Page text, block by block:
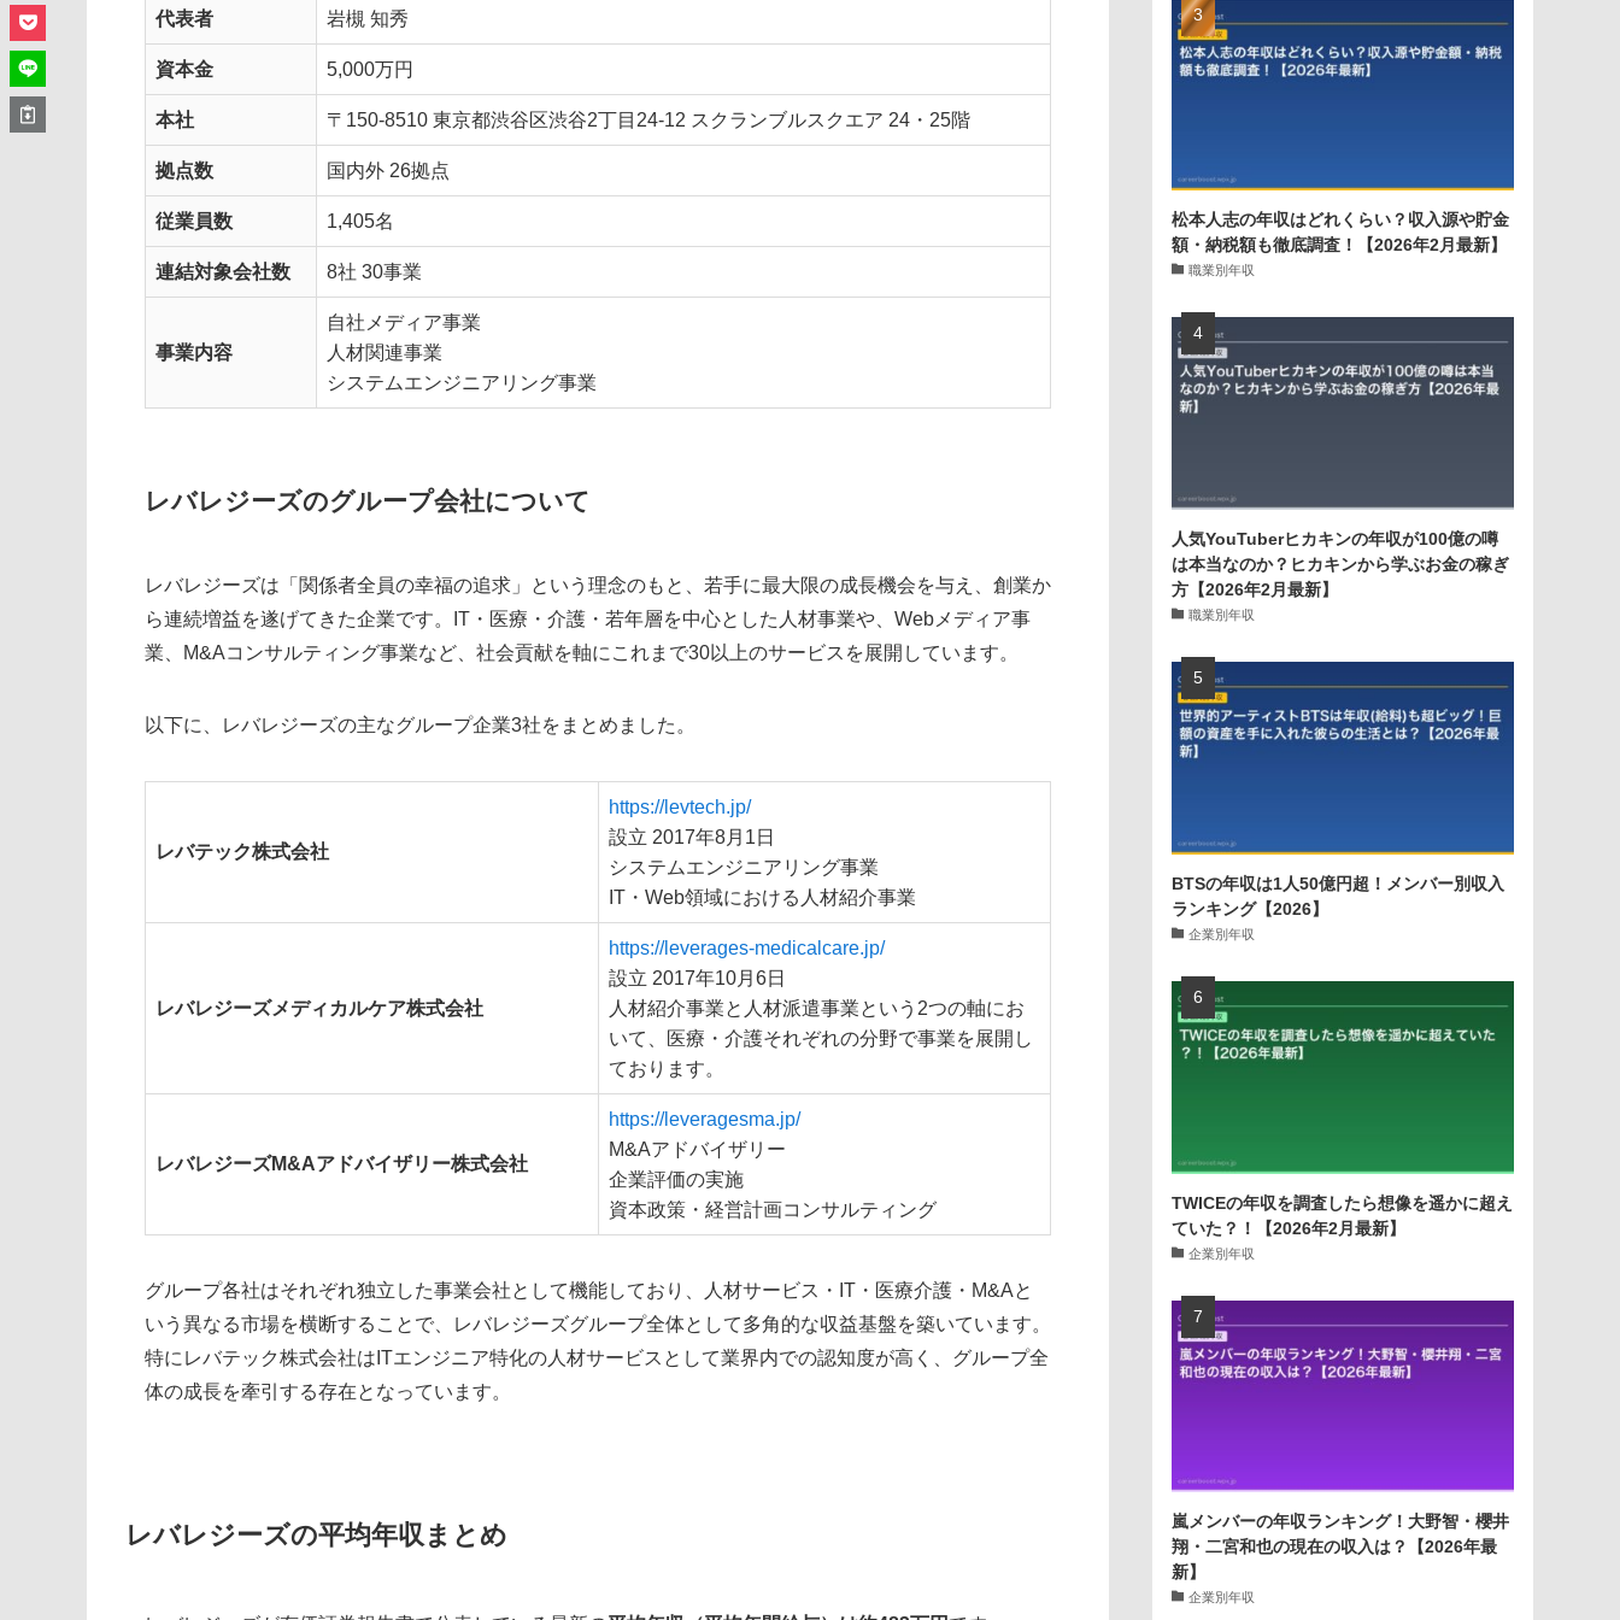
代表者 岩槻 知秀
資本金 5,000万円
本社 〒150-8510 東京都渋谷区渋谷2丁目24-12 スクランブルスクエア 24・25階
拠点数 国内外 26拠点
従業員数 1,405名
連結対象会社数 8社 30事業
事業内容
自社メディア事業
人材関連事業
システムエンジニアリング事業
レバレジーズのグループ会社について
レバレジーズは「関係者全員の幸福の追求」という理念のもと、若手に最大限の成長機会を与え、創業か
ら連続増益を遂げてきた企業です。IT・医療・介護・若年層を中心とした人材事業や、Webメディア事
業、M&Aコンサルティング事業など、社会貢献を軸にこれまで30以上のサービスを展開しています。
以下に、レバレジーズの主なグループ企業3社をまとめました。
レバテック株式会社
https://levtech.jp/
設立 2017年8月1日
システムエンジニアリング事業
IT・Web領域における人材紹介事業
レバレジーズメディカルケア株式会社
https://leverages-medicalcare.jp/
設立 2017年10月6日
人材紹介事業と人材派遣事業という2つの軸にお
いて、医療・介護それぞれの分野で事業を展開し
ております。
レバレジーズM&Aアドバイザリー株式会社
https://leveragesma.jp/
M&Aアドバイザリー
企業評価の実施
資本政策・経営計画コンサルティング
グループ各社はそれぞれ独立した事業会社として機能しており、人材サービス・IT・医療介護・M&Aと
いう異なる市場を横断することで、レバレジーズグループ全体として多角的な収益基盤を築いています。
特にレバテック株式会社はITエンジニア特化の人材サービスとして業界内での認知度が高く、グループ全
体の成長を牽引する存在となっています。
レバレジーズの平均年収まとめ
松本人志の年収はどれくらい？収入源や貯金
額・納税額も徹底調査！【2026年2月最新】
職業別年収
人気YouTuberヒカキンの年収が100億の噂
は本当なのか？ヒカキンから学ぶお金の稼ぎ
方【2026年2月最新】
職業別年収
BTSの年収は1人50億円超！メンバー別収入
ランキング【2026】
企業別年収
TWICEの年収を調査したら想像を遥かに超え
ていた？！【2026年2月最新】
企業別年収
嵐メンバーの年収ランキング！大野智・櫻井
翔・二宮和也の現在の収入は？【2026年最
新】
企業別年収